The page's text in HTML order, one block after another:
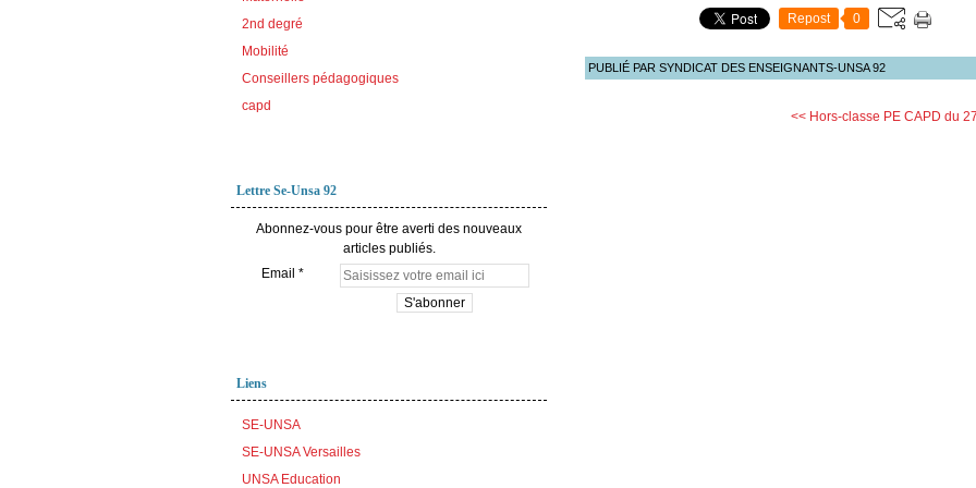
2nd degré
Mobilité
Conseillers pédagogiques
capd
Lettre Se-Unsa 92
Abonnez-vous pour être averti des nouveaux
articles publiés.
Email
Liens
SE-UNSA
SE-UNSA Versailles
UNSA Education
Repost 0
PUBLIÉ PAR SYNDICAT DES ENSEIGNANTS-UNSA 92
<< Hors-classe PE CAPD du